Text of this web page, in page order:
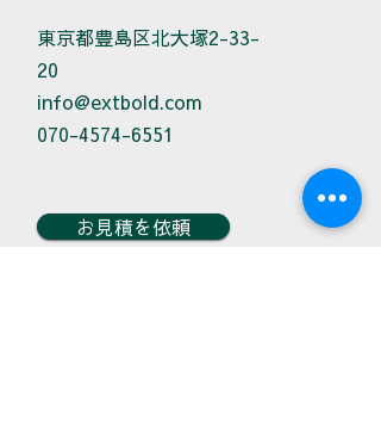
東京都豊島区北大塚2-33-
20
info@extbold.com
070-4574-6551
お見積を依頼